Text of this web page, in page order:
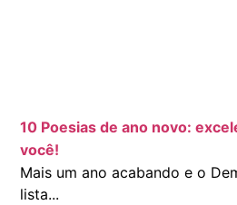
10 Poesias de ano novo:
você!
Mais um ano acabando e o
lista...